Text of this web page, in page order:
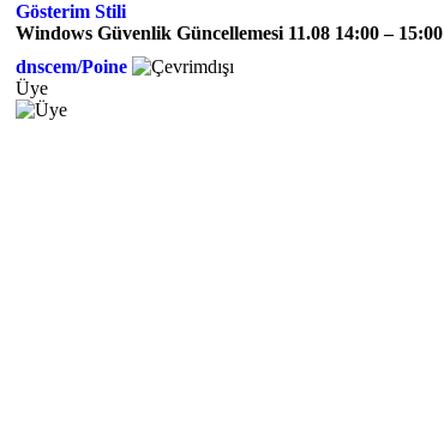
Gösterim Stili
Windows Güvenlik Güncellemesi 11.08 14:00 – 15:00
dnscem/Poine
Üye